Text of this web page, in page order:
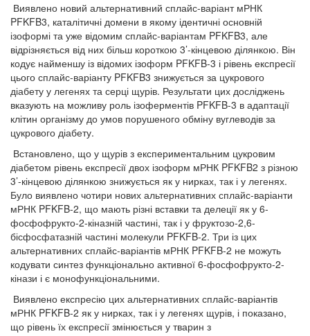
Виявлено новий альтернативний сплайс-варіант мРНК
PFKFB3, каталітичні домени в якому ідентичні основній
ізоформі та уже відомим сплайс-варіантам PFKFB3, але
відрізняється від них більш короткою 3’-кінцевою ділянкою. Він
кодує найменшу із відомих ізоформ PFKFB-3 і рівень експресії
цього сплайс-варіанту PFKFB3 знижується за цукрового
діабету у легенях та серці щурів. Результати цих досліджень
вказують на можливу роль ізоферментів PFKFB-3 в адаптації
клітин організму до умов порушеного обміну вуглеводів за
цукрового діабету.
Встановлено, що у щурів з експериментальним цукровим
діабетом рівень експресії двох ізоформ мРНК PFKFB2 з різною
3’-кінцевою ділянкою знижується як у нирках, так і у легенях.
Було виявлено чотири нових альтернативних сплайс-варіанти
мРНК PFKFB-2, що мають різні вставки та делеції як у 6-
фосфофрукто-2-кіназній частині, так і у фруктозо-2,6-
бісфосфатазній частині молекули PFKFB-2. Три із цих
альтернативних сплайс-варіантів мРНК PFKFB-2 не можуть
кодувати синтез функціонально активної 6-фосфофрукто-2-
кінази і є монофункціональними.
Виявлено експресію цих альтернативних сплайс-варіантів
мРНК PFKFB-2 як у нирках, так і у легенях щурів, і показано,
що рівень їх експресії змінюється у тварин з